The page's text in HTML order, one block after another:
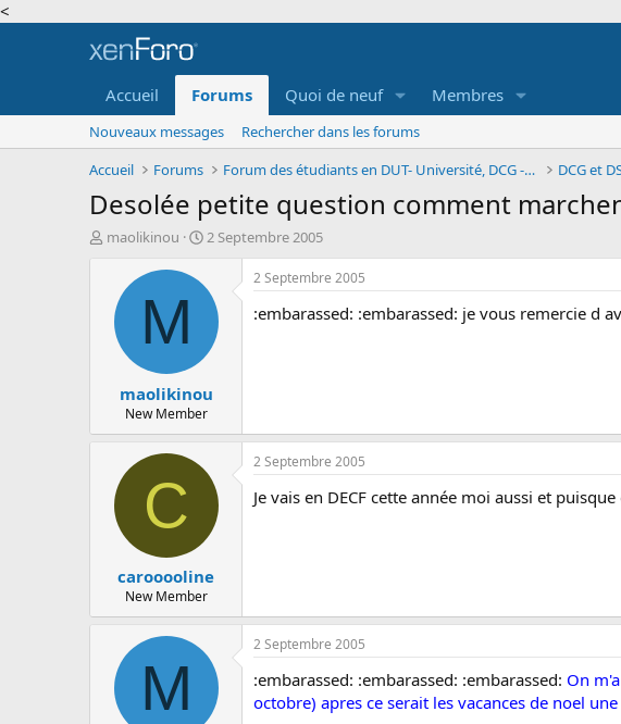
<
Accueil Forums Quoi de neuf Membres
Nouveaux messages
Rechercher dans les forums
Accueil
Forums Forum des étudiants en DUT- Université, DCG - DSCG DCG et
Desolée petite question comment
A
d
maolikinou
D
e
d
b
u
t
2 Septembre 2005
M
maolikinou
New Member
2 Septembre 2005
:embarassed: :embarassed: je vous remercie d
C
carooooline
New Member
2 Septembre 2005
Je vais en DECF cette année moi aussi et
M
2 Septembre 2005
:embarassed: :embarassed: :embarassed: On
octobre) apres ce serait les vacances de noel